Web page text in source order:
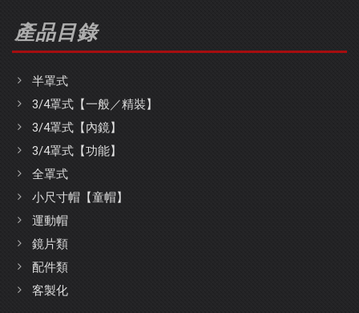
產品目錄
半罩式
3/4罩式【一般／精裝】
3/4罩式【內鏡】
3/4罩式【功能】
全罩式
小尺寸帽【童帽】
運動帽
鏡片類
配件類
客製化